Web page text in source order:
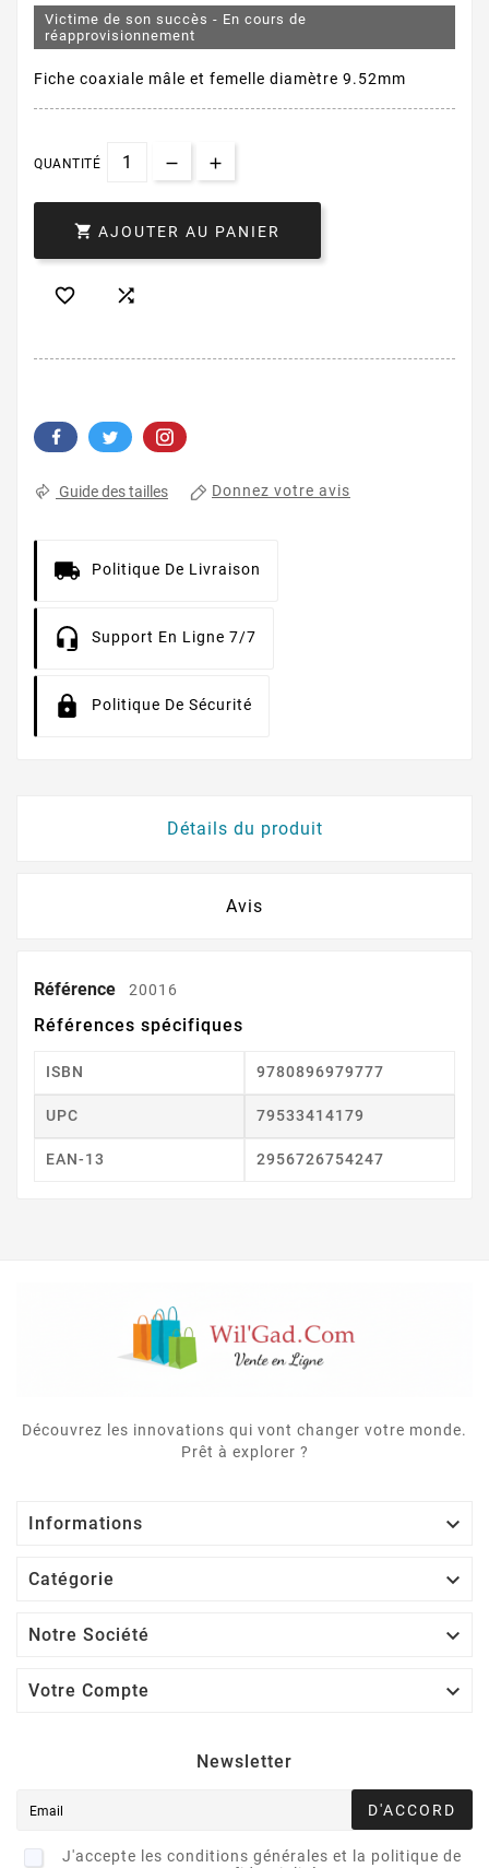
Victime de son succès - En cours de
réapprovisionnement
Fiche coaxiale mâle et femelle diamètre 9.52mm
QUANTITÉ
 AJOUTER AU PANIER
 
Guide des tailles Donnez votre avis
Politique De Livraison
Support En Ligne 7/7
Politique De Sécurité
Détails du produit
Avis
Référence 20016
Références spécifiques
ISBN 9780896979777
UPC 79533414179
EAN-13 2956726754247
Découvrez les innovations qui vont changer votre monde.
Prêt à explorer ?
Informations 
Catégorie 
Notre Société 
Votre Compte 
Newsletter
D'ACCORD
J'accepte les conditions générales et la politique de